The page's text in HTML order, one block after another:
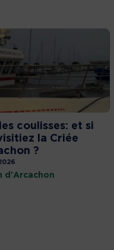
coulisses: et si
la Criée
?
d'Arcachon